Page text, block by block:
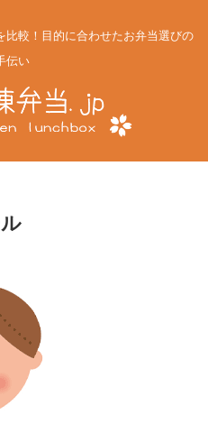
比較！目的に合わせたお弁当選びの
伝い